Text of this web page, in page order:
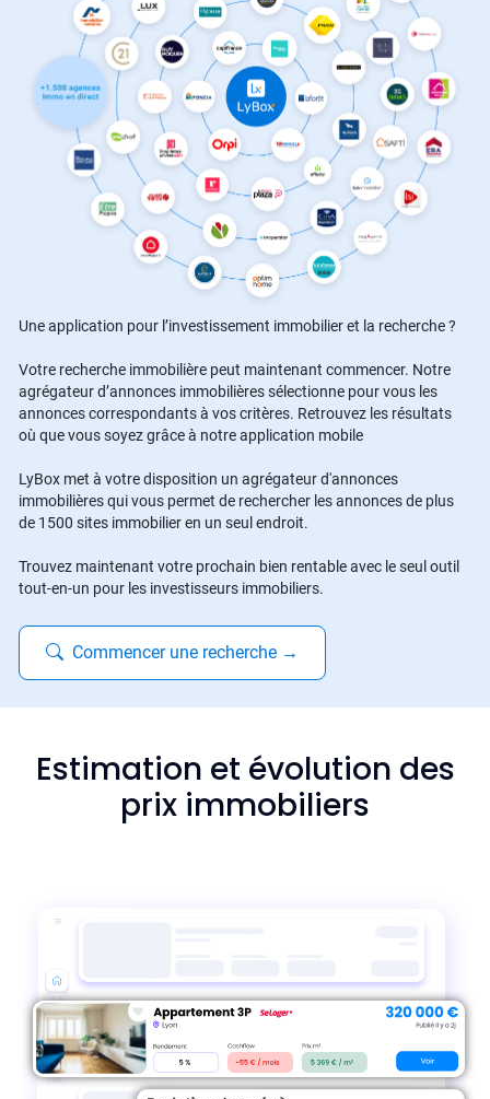
Une application pour l’investissement immobilier et la recherche ?
Votre recherche immobilière peut maintenant commencer. Notre
agrégateur d’annonces immobilières sélectionne pour vous les
annonces correspondants à vos critères. Retrouvez les résultats
où que vous soyez grâce à notre application mobile
LyBox met à votre disposition un agrégateur d'annonces
immobilières qui vous permet de rechercher les annonces de plus
de 1500 sites immobilier en un seul endroit.
Trouvez maintenant votre prochain bien rentable avec le seul outil
tout-en-un pour les investisseurs immobiliers.
Commencer une recherche →
Estimation et évolution des
prix immobiliers